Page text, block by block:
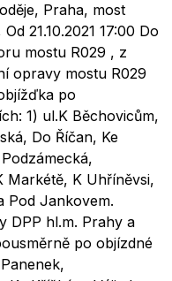
Praha, most
21.10.2021 17:00 Do
mostu R029 , z
opravy mostu R029
po
1) ul.K Běchovicům,
Do Říčan, Ke
Markétě, K Uhříněvsi,
Pod Jankovem.
DPP hl.m. Prahy a
po objízdné